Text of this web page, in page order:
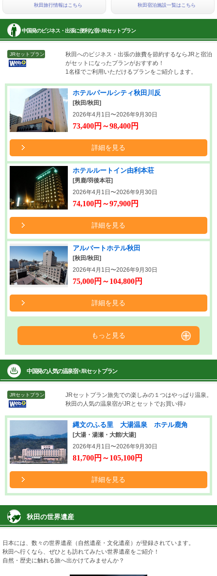
秋田旅行情報はこちら 秋田宿泊施設一覧はこちら
中国発のビジネス・出張に便利な宿+JRセットプラン
JRセットプラン
秋田へのビジネス・出張の旅費を節約するならJRと宿泊
がセットになったプランがおすすめ！
1名様でご利用いただけるプランをご紹介します。
ホテルパールシティ秋田川反
[秋田/秋田]
2026年4月1日〜2026年9月30日
73,400円～98,400円
詳細を見る
ホテルルートイン由利本荘
[男鹿/羽後本荘]
2026年4月1日〜2026年9月30日
74,100円～97,900円
詳細を見る
アルバートホテル秋田
[秋田/秋田]
2026年4月1日〜2026年9月30日
75,000円～104,800円
詳細を見る
もっと見る
中国発の人気の温泉宿+JRセットプラン
JRセットプラン JRセットプラン旅先での楽しみの１つはやっぱり温泉。
秋田の人気の温泉宿がJRとセットでお買い得♪
縄文のふる里 大湯温泉 ホテル鹿角
[大湯・湯瀬・大館/大湯]
2026年4月1日〜2026年9月30日
81,700円～105,100円
詳細を見る
秋田の世界遺産
日本には、数々の世界遺産（自然遺産・文化遺産）が登録されています。
秋田へ行くなら、ぜひとも訪れてみたい世界遺産をご紹介！
自然・歴史に触れる旅へ出かけてみませんか？